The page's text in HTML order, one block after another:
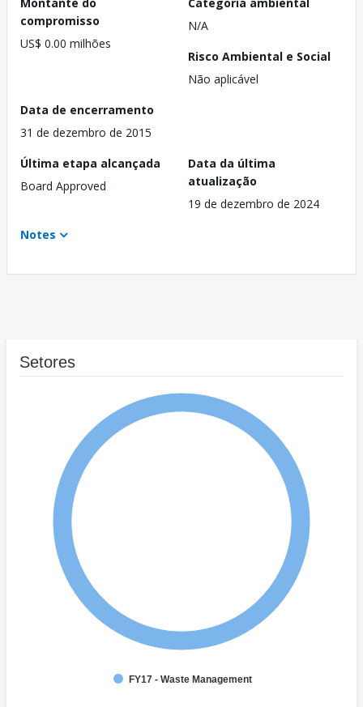
Montante do
compromisso
US$ 0.00 milhões
Categoria ambiental
N/A
Risco Ambiental e Social
Não aplicável
Data de encerramento
31 de dezembro de 2015
Última etapa alcançada
Board Approved
Data da última
atualização
19 de dezembro de 2024
Notes
Setores
FY17 - Waste Management